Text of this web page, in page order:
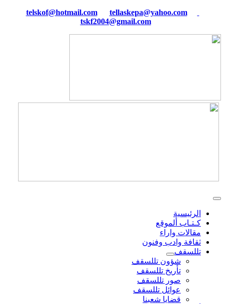
tellaskepa@yahoo.com
tskf2004@gmail.com
الرئيسية
كـتـاب ألموقع
مقالات واراء
ثقافة وادب وفنون
تللسقف
شؤون تللسقف
تأريخ تللسقف
صور تللسقف
عوائل تللسقف
قضايا شعبنا